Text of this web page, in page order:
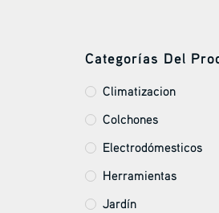
Categorías Del
Climatizacion
Colchones
Electrodómesticos
Herramientas
Jardín